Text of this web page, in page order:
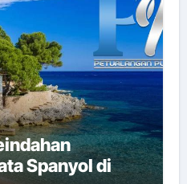
Spanyol di